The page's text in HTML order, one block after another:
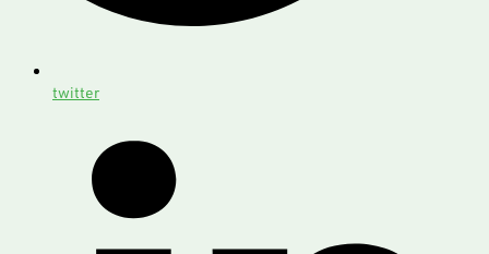
twitter